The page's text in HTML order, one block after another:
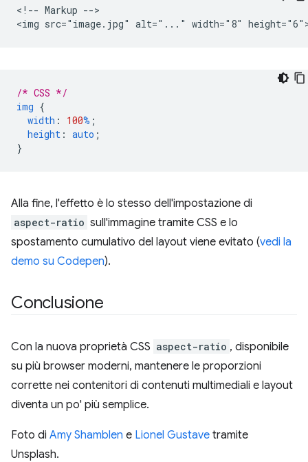
<!-- Markup -->
/* CSS */
img {
width : 100% ;
height : auto ;
}
Alla fine, l'effetto è lo stesso dell'impostazione di
aspect-ratio sull'immagine tramite CSS e lo
spostamento cumulativo del layout viene evitato (vedi la
demo su Codepen).
Conclusione
Con la nuova proprietà CSS aspect-ratio , disponibile
su più browser moderni, mantenere le proporzioni
corrette nei contenitori di contenuti multimediali e layout
diventa un po' più semplice.
Foto di Amy Shamblen e Lionel Gustave tramite
Unsplash.